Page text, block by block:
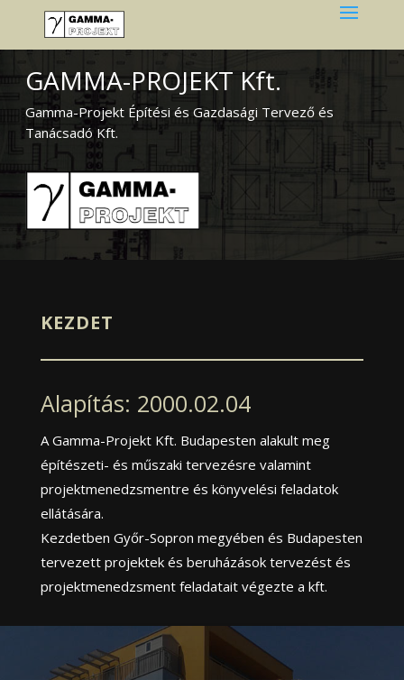
GAMMA-PROJEKT Kft.
Gamma-Projekt Építési és Gazdasági Tervező és
Tanácsadó Kft.
KEZDET
Alapítás: 2000.02.04
A Gamma-Projekt Kft. Budapesten alakult meg
építészeti- és műszaki tervezésre valamint
projektmenedzsmentre és könyvelési feladatok
ellátására.
Kezdetben Győr-Sopron megyében és Budapesten
tervezett projektek és beruházások tervezést és
projektmenedzsment feladatait végezte a kft.